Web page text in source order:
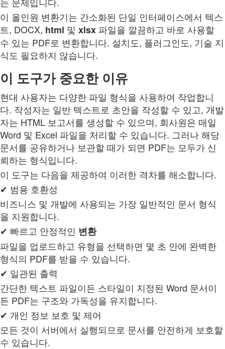
이 올인원 변환기는 간소화된 단일 인터페이스에서 텍스
트, DOCX, html 및 xlsx 파일을 깔끔하고 바로 사용할
수 있는 PDF로 변환합니다. 설치도, 플러그인도, 기술 지
식도 필요하지 않습니다.
이 도구가 중요한 이유
현대 사용자는 다양한 파일 형식을 사용하여 작업합니
다. 작성자는 일반 텍스트로 초안을 작성할 수 있고, 개발
자는 HTML 보고서를 생성할 수 있으며, 회사원은 매일
Word 및 Excel 파일을 처리할 수 있습니다. 그러나 해당
문서를 공유하거나 보관할 때가 되면 PDF는 모두가 신
뢰하는 형식입니다.
이 도구는 다음을 제공하여 이러한 격차를 해소합니다.
✔ 범용 호환성
비즈니스 및 개발에 사용되는 가장 일반적인 문서 형식
을 지원합니다.
✔ 빠르고 안정적인 변환
파일을 업로드하고 유형을 선택하면 몇 초 안에 완벽한
형식의 PDF를 받을 수 있습니다.
✔ 일관된 출력
간단한 텍스트 파일이든 스타일이 지정된 Word 문서이
든 PDF는 구조와 가독성을 유지합니다.
✔ 개인 정보 보호 및 제어
모든 것이 서버에서 실행되므로 문서를 안전하게 보호할
수 있습니다.